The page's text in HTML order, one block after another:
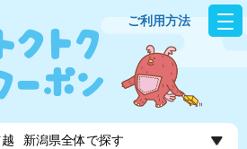
ご利用方法
新潟県全体で探す